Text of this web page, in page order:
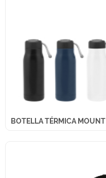
BOTELLA TÉRMICA MOUNT